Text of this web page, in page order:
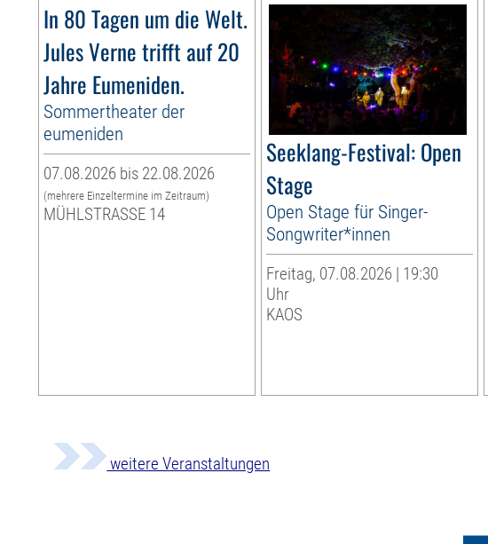
In 80 Tagen um die Welt.
Jules Verne trifft auf 20
Jahre Eumeniden.
Sommertheater der
eumeniden
07.08.2026 bis 22.08.2026
(mehrere Einzeltermine im Zeitraum)
MÜHLSTRASSE 14
Seeklang-Festival: Open
Stage
Open Stage für Singer-
Songwriter*innen
Freitag, 07.08.2026 | 19:30
Uhr
KAOS
weitere Veranstaltungen